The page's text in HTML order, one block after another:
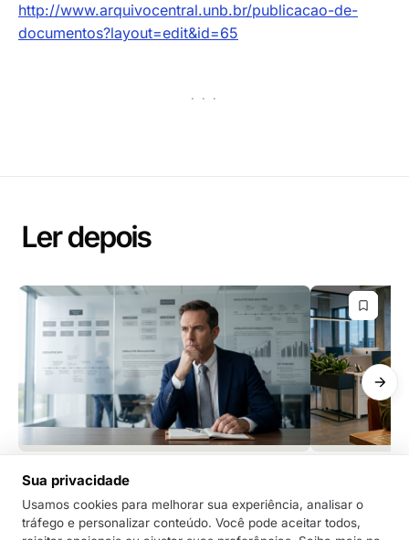
http://www.arquivocentral.unb.br/publicacao-de-
documentos?layout=edit&id=65
· · ·
Ler depois
Você está deixando a IA pensar por
você? Por que isso é um “tiro no pé”
para a liderança
regulatória -
governança
Sua privacidade
Usamos cookies para melhorar sua experiência, analisar o
tráfego e personalizar conteúdo. Você pode aceitar todos,